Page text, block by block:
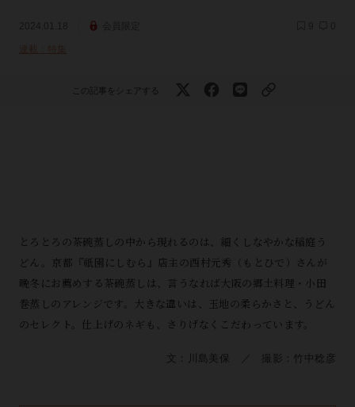
連載：特集
この記事をシェアする
とろとろの茶碗蒸しの中から現れるのは、細くしなやかな稲庭う
どん。京都『祇園にしむら』店主の西村元秀（もとひで）さんが
晩冬にお薦めする茶碗蒸しは、言うなれば大阪の郷土料理・小田
巻蒸しのアレンジです。大きな違いは、玉地の柔らかさと、うどん
のセレクト。仕上げのネギも、さりげなくこだわっています。
文：川島美保 ／ 撮影：竹中稔彦